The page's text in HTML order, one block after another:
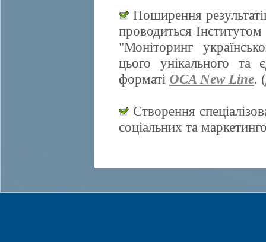
Поширення
проводиться Інститутом
"Моніторинг
цього унікального та
форматі OCA New Line. (
Створення
соціальних та